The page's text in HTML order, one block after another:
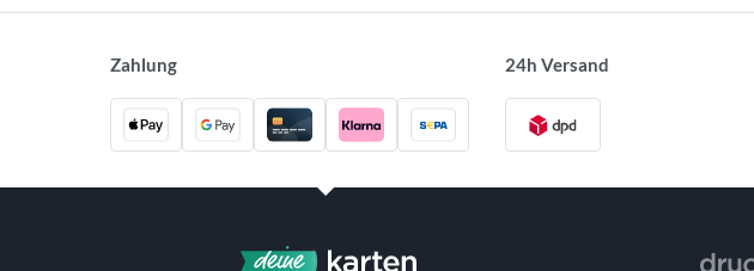
Zahlung 24h Versand